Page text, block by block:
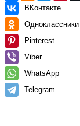
ВКонтакте
Одноклассники
Pinterest
Viber
WhatsApp
Telegram